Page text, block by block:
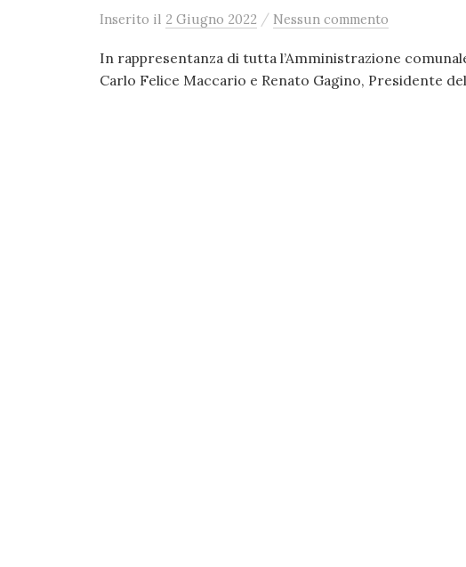
Inserito il 2 Giugno 2022 / Nessun commento
In rappresentanza di tutta l’Amministrazione
Carlo Felice Maccario e Renato Gagino, Presidente